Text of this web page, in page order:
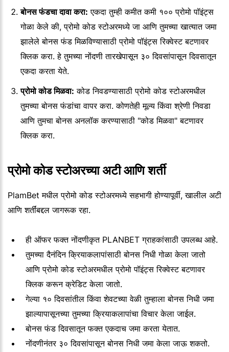
बोनस फंडचा दावा करा: एकदा तुम्ही कमीत कमी १०० प्रोमो पॉइंट्स
गोळा केले की, प्रोमो कोड स्टोअरमध्ये जा आणि तुमच्या खात्यात जमा
झालेले बोनस फंड मिळविण्यासाठी प्रोमो पॉइंट्स रिक्वेस्ट बटणावर
क्लिक करा. हे तुमच्या नोंदणी तारखेपासून ३० दिवसांपासून दिवसातून
एकदा करता येते.
प्रोमो कोड मिळवा: कोड निवडण्यासाठी प्रोमो कोड स्टोअरमधील
तुमच्या बोनस फंडांचा वापर करा. कोणतेही मूल्य किंवा श्रेणी निवडा
आणि तुमचा बोनस अनलॉक करण्यासाठी "कोड मिळवा" बटणावर
क्लिक करा.
प्रोमो कोड स्टोअरच्या अटी आणि शर्ती
PlamBet मधील प्रोमो कोड स्टोअरमध्ये सहभागी होण्यापूर्वी, खालील अटी
आणि शर्तींबद्दल जागरूक रहा.
ही ऑफर फक्त नोंदणीकृत PLANBET ग्राहकांसाठी उपलब्ध आहे.
तुमच्या दैनंदिन क्रियाकलापांसाठी बोनस निधी गोळा केला जातो
आणि प्रोमो कोड स्टोअरमधील प्रोमो पॉइंट्स रिक्वेस्ट बटणावर
क्लिक करून क्रेडिट केला जातो.
गेल्या १० दिवसांतील किंवा शेवटच्या वेळी तुम्हाला बोनस निधी जमा
झाल्यापासूनच्या तुमच्या क्रियाकलापांचा विचार केला जाईल.
बोनस फंड दिवसातून फक्त एकदाच जमा करता येतात.
नोंदणीनंतर ३० दिवसांपासून बोनस निधी जमा केला जाऊ शकतो.